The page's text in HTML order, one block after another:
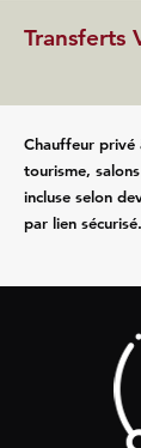
Transferts
Chauffeur privé
tourisme,
incluse selon
par lien sécurisé.